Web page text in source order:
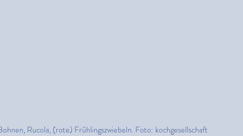
Rucola, (rote) Frühlingszwiebeln. Foto: kochgesellschaft